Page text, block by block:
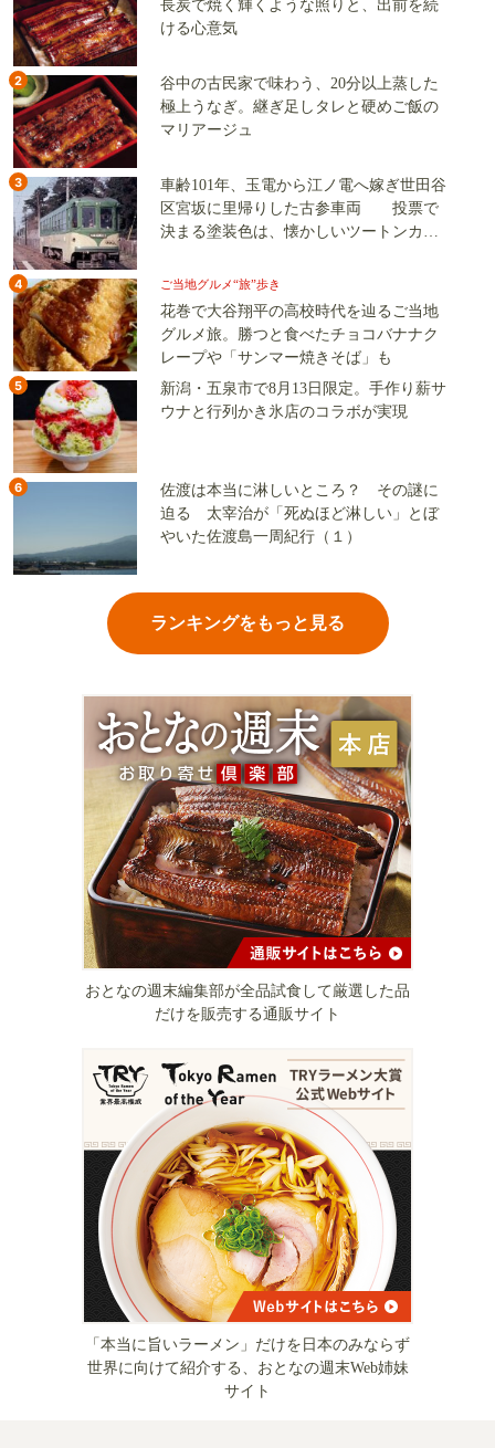
長炭で焼く輝くような照りと、出前を続
ける心意気
2
谷中の古民家で味わう、20分以上蒸した
極上うなぎ。継ぎ足しタレと硬めご飯の
マリアージュ
3
車齢101年、玉電から江ノ電へ嫁ぎ世田谷
区宮坂に里帰りした古参車両 投票で
決まる塗装色は、懐かしいツートンカラ
4 ご当地グルメ“旅”歩き
花巻で大谷翔平の高校時代を辿るご当地
グルメ旅。勝つと食べたチョコバナナク
レープや「サンマー焼きそば」も
5
新潟・五泉市で8月13日限定。手作り薪サ
ウナと行列かき氷店のコラボが実現
6
佐渡は本当に淋しいところ？ その謎に
迫る 太宰治が「死ぬほど淋しい」とぼ
やいた佐渡島一周紀行（１）
ランキングをもっと見る
おとなの週末編集部が全品試食して厳選した品
だけを販売する通販サイト
「本当に旨いラーメン」だけを日本のみならず
世界に向けて紹介する、おとなの週末Web姉妹
サイト